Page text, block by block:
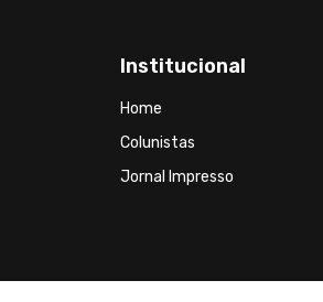
Institucional
Home
Colunistas
Jornal Impresso